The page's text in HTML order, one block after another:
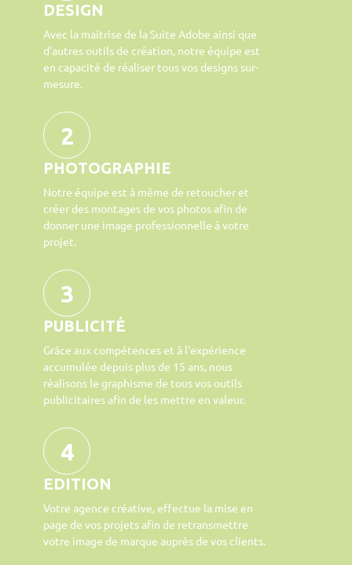
DESIGN
Avec la maîtrise de la Suite Adobe ainsi que
d'autres outils de création, notre équipe est
en capacité de réaliser tous vos designs sur-
mesure.
2
PHOTOGRAPHIE
Notre équipe est à même de retoucher et
créer des montages de vos photos afin de
donner une image professionnelle à votre
projet.
3
PUBLICITÉ
Grâce aux compétences et à l'expérience
accumulée depuis plus de 15 ans, nous
réalisons le graphisme de tous vos outils
publicitaires afin de les mettre en valeur.
4
EDITION
Votre agence créative, effectue la mise en
page de vos projets afin de retransmettre
votre image de marque auprès de vos clients.